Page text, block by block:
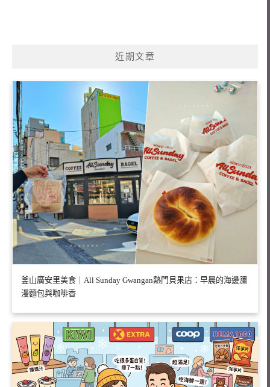
近期文章
釜山廣安里美食｜All Sunday Gwangan熱門貝果店：早晨的海邊瀰
漫麵包與咖啡香